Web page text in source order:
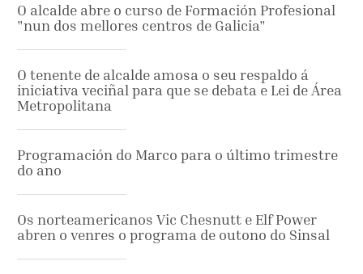
O alcalde abre o curso de Formación Profesional
"nun dos mellores centros de Galicia"
O tenente de alcalde amosa o seu respaldo á
iniciativa veciñal para que se debata e Lei de Área
Metropolitana
Programación do Marco para o último trimestre
do ano
Os norteamericanos Vic Chesnutt e Elf Power
abren o venres o programa de outono do Sinsal